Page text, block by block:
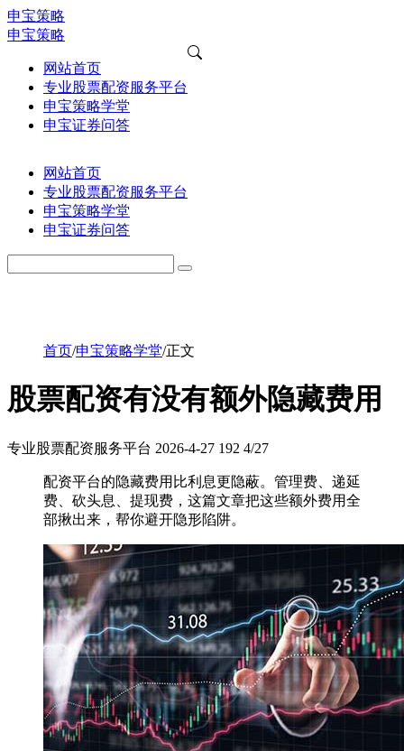
申宝策略
申宝策略
网站首页
专业股票配资服务平台
申宝策略学堂
申宝证券问答
网站首页
专业股票配资服务平台
申宝策略学堂
申宝证券问答
首页/申宝策略学堂/正文
股票配资有没有额外隐藏费用
专业股票配资服务平台 2026-4-27 192 4/27
配资平台的隐藏费用比利息更隐蔽。管理费、递延
费、砍头息、提现费，这篇文章把这些额外费用全
部揪出来，帮你避开隐形陷阱。